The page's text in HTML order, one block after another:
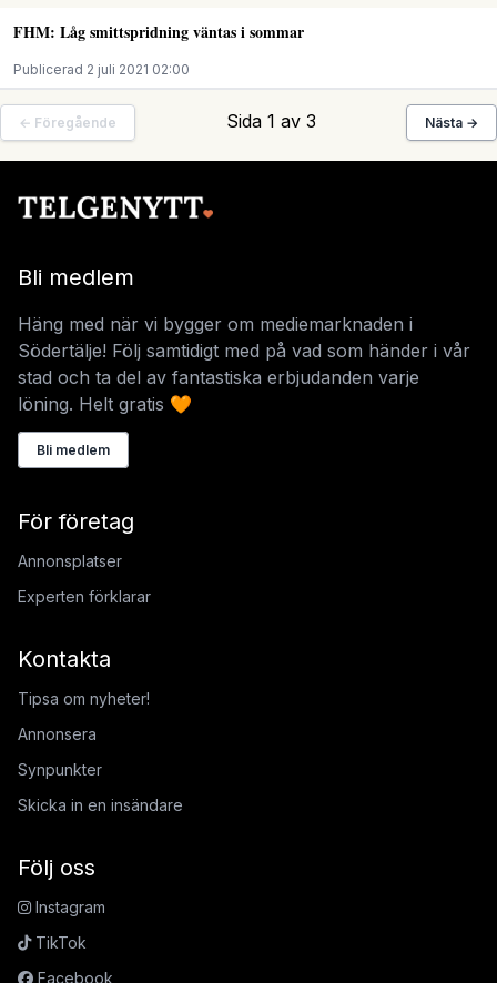
FHM: Låg smittspridning väntas i sommar
Publicerad 2 juli 2021 02:00
← Föregående Sida 1 av 3 Nästa →
Bli medlem
Häng med när vi bygger om mediemarknaden i
Södertälje! Följ samtidigt med på vad som händer i vår
stad och ta del av fantastiska erbjudanden varje
löning. Helt gratis 🧡
Bli medlem
För företag
Annonsplatser
Experten förklarar
Kontakta
Tipsa om nyheter!
Annonsera
Synpunkter
Skicka in en insändare
Följ oss
Instagram
TikTok
Facebook